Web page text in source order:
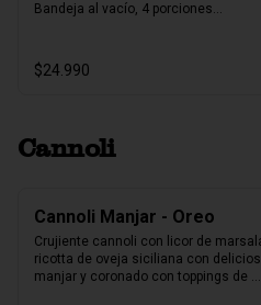
Bandeja al vacío, 4 porciones
$24.990
Cannoli
Cannoli Manjar - Oreo
Crujiente cannoli con licor de
ricotta de oveja siciliana con
manjar y coronado con toppings de